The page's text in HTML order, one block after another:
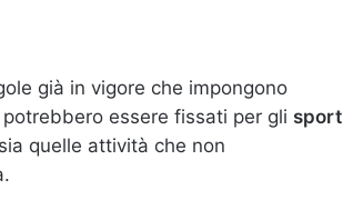
già in vigore che impongono
essere fissati per gli sport
quelle attività che non